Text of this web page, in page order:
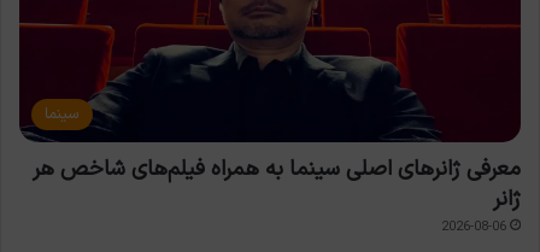
سینما
معرفی ژانرهای اصلی سینما به همراه فیلم‌های شاخص هر
ژانر
2026-08-06